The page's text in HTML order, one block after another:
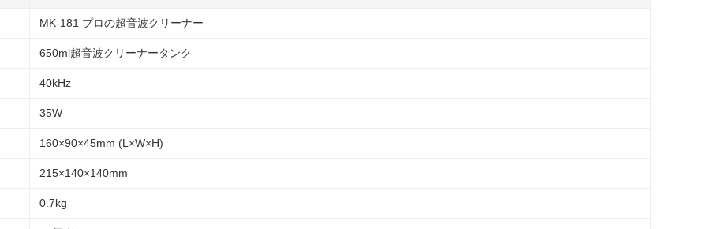
MK-181 プロの超音波クリーナー
650ml超音波クリーナータンク
40kHz
35W
160×90×45mm (L×W×H)
215×140×140mm
0.7kg